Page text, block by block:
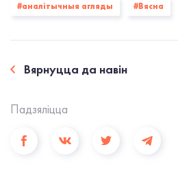
#аналітычныя агляды #Вясна
Вярнуцца да навiн
Падзялiцца